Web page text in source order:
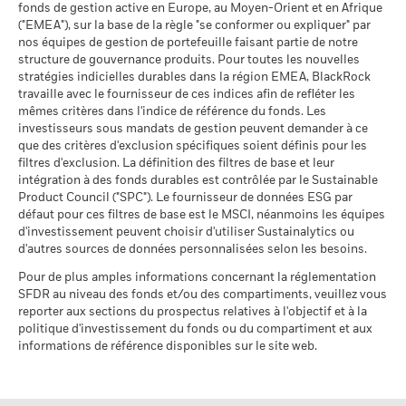
Les chiffres indiqués se rapportent aux performances
passées.
Les performances passées ne sont pas un indicateur
fiable des performances futures. Les marchés pourraient
évoluer très différemment. Ceci peut vous aider à évaluer la
façon dont le fonds a été géré dans le passé
La performance est indiquée sur la base de la Valeur nette
d’inventaire (VNI), avec le revenu brut réinvesti le cas échéant.
Le rendement de votre investissement peut augmenter ou
diminuer en raison des fluctuations des devises si votre
investissement est effectué dans une devise autre que celle
utilisée dans le calcul des performances passées. Source :
Blackrock
belux@blackrock.com. Pour votre protection, les appels
téléphoniques sont souvent enregistrés.Vous pouvez
également contacter le Service de médiation des
consommateurs. Vous trouverez de plus amples informations
à l’adressehttp://www.ombudsfin.be.
au 17/juil./2026
% des avoirs à l'égard
desquels des données ESG
MSCI
au 17/juil./2026
84,94
Pointage de qualité ESG
MSCI - centile par rapport aux
au 17/juil./2026
Fonds dans le groupe de
pairs
au 17/juil./2026
156
% de couverture MSCI
Intensity
au 17/juil./2026
60,66
Toutes les données proviennent des Notations de fonds ESG
MSCI au 17/juil./2026 basées sur les positions détenues au
MSCI.
participation aux secteurs
d'activité
au 30/juin/2026
Pourcentage des avoirs du
fonds à l'égard desquels
des données ne sont pas
disponibles
au 30/juin/2026
55,83%
L'exposition de BlackRock aux secteurs d'activité, telle qu'elle
est indiquée ci-dessus, pour le charbon thermique et les
sables bitumineux, est calculée et déclarée pour les
entreprises qui tirent plus de 5 % de leurs revenus du
charbon thermique ou des sables bitumineux, tel que défini
par MSCI ESG Research. L’exposition aux entreprises qui
génèrent des revenus à partir du charbon thermique ou des
sables bitumineux (à un seuil de revenus de 0 %), telle que
définie par MSCI ESG Research, se répartit comme suit :
0,42% pour le charbon thermique et 0,00% pour les sables
bitumineux.
Voir tous les documents
fonds de gestion active en Europe, au Moyen-Orient et en Afrique
("EMEA"), sur la base de la règle "se conformer ou expliquer" par
nos équipes de gestion de portefeuille faisant partie de notre
structure de gouvernance produits. Pour toutes les nouvelles
stratégies indicielles durables dans la région EMEA, BlackRock
travaille avec le fournisseur de ces indices afin de refléter les
mêmes critères dans l'indice de référence du fonds. Les
investisseurs sous mandats de gestion peuvent demander à ce
que des critères d'exclusion spécifiques soient définis pour les
filtres d'exclusion. La définition des filtres de base et leur
intégration à des fonds durables est contrôlée par le Sustainable
Product Council ("SPC"). Le fournisseur de données ESG par
défaut pour ces filtres de base est le MSCI, néanmoins les équipes
d'investissement peuvent choisir d'utiliser Sustainalytics ou
d'autres sources de données personnalisées selon les besoins.
Pour de plus amples informations concernant la réglementation
SFDR au niveau des fonds et/ou des compartiments, veuillez vous
reporter aux sections du prospectus relatives à l'objectif et à la
politique d'investissement du fonds ou du compartiment et aux
informations de référence disponibles sur le site web.